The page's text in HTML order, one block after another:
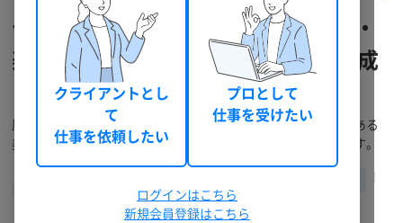
デザイナーとライターが、Amazon・
楽天・Yahooの商品画像と文章を作成
します
歴20年以上のデザイナーと、薬機法・景表法の資格保持者である
美容歴15年のライターが、ターゲットに届く広告を作成します。
クライアントとし
て
仕事を依頼したい
プロとして
仕事を受けたい
ログインはこちら
新規会員登録はこちら